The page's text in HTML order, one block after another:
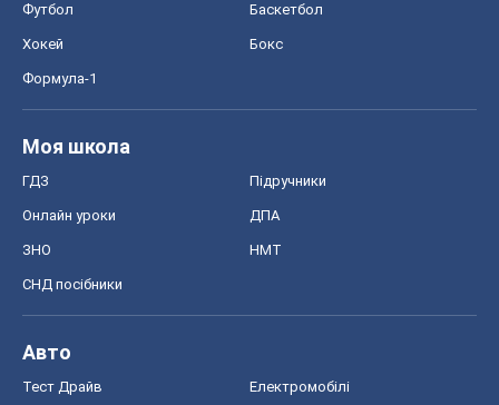
Футбол Баскетбол
Хокей Бокс
Формула-1
Моя школа
ГДЗ Підручники
Онлайн уроки ДПА
ЗНО НМТ
СНД посібники
Авто
Тест Драйв Електромобілі